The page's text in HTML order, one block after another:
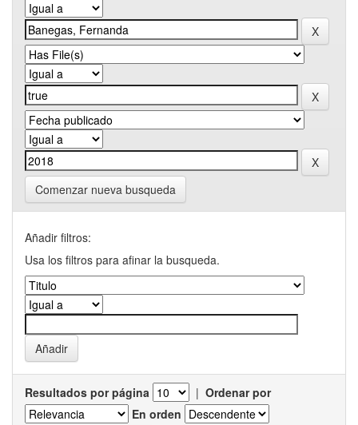
Comenzar nueva busqueda
Añadir filtros:
Usa los filtros para afinar la busqueda.
Resultados por página | Ordenar por
En orden